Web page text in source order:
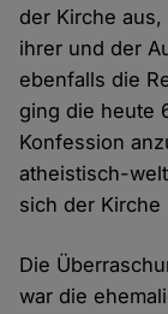
der Kirche
ihrer und der
ebenfalls die
ging die heute
Konfession
atheistisch-
sich der
Die
war die